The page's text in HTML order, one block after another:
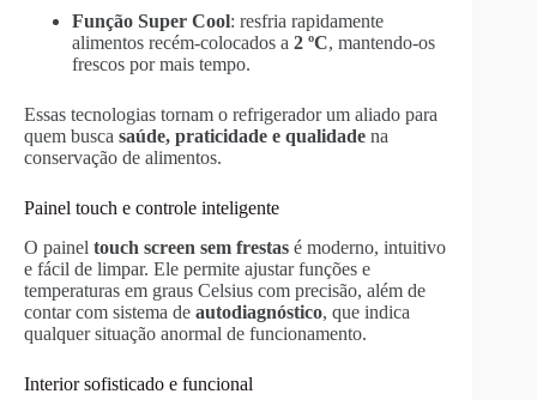
Função Super Cool: resfria rapidamente
alimentos recém-colocados a 2 ºC, mantendo-os
frescos por mais tempo.
Essas tecnologias tornam o refrigerador um aliado para
quem busca saúde, praticidade e qualidade na
conservação de alimentos.
Painel touch e controle inteligente
O painel touch screen sem frestas é moderno, intuitivo
e fácil de limpar. Ele permite ajustar funções e
temperaturas em graus Celsius com precisão, além de
contar com sistema de autodiagnóstico, que indica
qualquer situação anormal de funcionamento.
Interior sofisticado e funcional